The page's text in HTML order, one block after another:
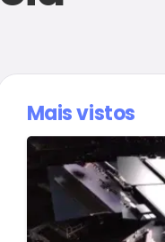
Mais vistos